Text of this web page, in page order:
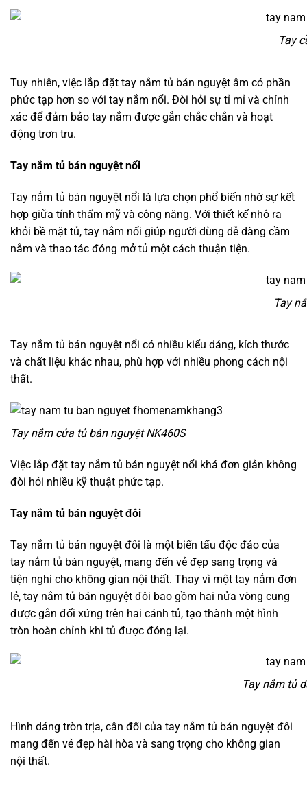
Tay
Tuy nhiên, việc lắp đặt tay nắm tủ bán nguyệt âm có phần
phức tạp hơn so với tay nắm nổi. Đòi hỏi sự tỉ mỉ và chính
xác để đảm bảo tay nắm được gắn chắc chắn và hoạt
động trơn tru.
Tay nắm tủ bán nguyệt nổi
Tay nắm tủ bán nguyệt nổi là lựa chọn phổ biến nhờ sự kết
hợp giữa tính thẩm mỹ và công năng. Với thiết kế nhô ra
khỏi bề mặt tủ, tay nắm nổi giúp người dùng dễ dàng cầm
nắm và thao tác đóng mở tủ một cách thuận tiện.
Tay
Tay nắm tủ bán nguyệt nổi có nhiều kiểu dáng, kích thước
và chất liệu khác nhau, phù hợp với nhiều phong cách nội
thất.
Tay nắm cửa tủ bán nguyệt NK460S
Việc lắp đặt tay nắm tủ bán nguyệt nổi khá đơn giản không
đòi hỏi nhiều kỹ thuật phức tạp.
Tay nắm tủ bán nguyệt đôi
Tay nắm tủ bán nguyệt đôi là một biến tấu độc đáo của
tay nắm tủ bán nguyệt, mang đến vẻ đẹp sang trọng và
tiện nghi cho không gian nội thất. Thay vì một tay nắm đơn
lẻ, tay nắm tủ bán nguyệt đôi bao gồm hai nửa vòng cung
được gắn đối xứng trên hai cánh tủ, tạo thành một hình
tròn hoàn chỉnh khi tủ được đóng lại.
Tay nắm tủ
Hình dáng tròn trịa, cân đối của tay nắm tủ bán nguyệt đôi
mang đến vẻ đẹp hài hòa và sang trọng cho không gian
nội thất.